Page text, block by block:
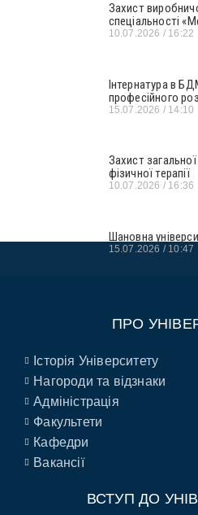
Захист
спеціальності
10.07.2026 16:22
Інтернатура в
професійного
15.07.2026 14:10
Захист загальної
фізичної терапії
10.07.2026 16:36
Шановна
15.07.2026 10:47
ПРО
Історія Університету
Нагороди та відзнаки
Адміністрація
Факультети
Кафедри
Вакансії
ВСТУП ДО